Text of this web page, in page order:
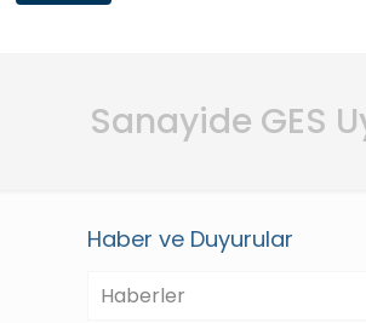
Sanayide GES
Haber ve Duyurular
Haberler